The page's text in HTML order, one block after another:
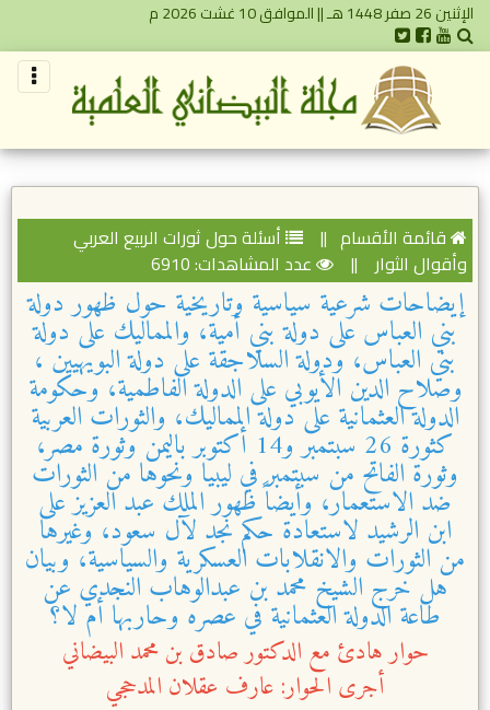
الإثنين 26 صفر 1448 هـ || الموافق 10 غشت 2026 م
قائمة الأقسام ||
أسئلة حول ثورات الربيع العربي
وأقوال الثوار || عدد المشاهدات: 6910
إيضاحات شرعية سياسية وتاريخية حول ظهور دولة
بني العباس على دولة بني أمية، والمماليك على دولة
بني العباس، ودولة السلاجقة على دولة البويهيين ،
وصلاح الدين الأيوبي على الدولة الفاطمية، وحكومة
الدولة العثمانية على دولة المماليك، والثورات العربية
كثورة 26 سبتمبر و14 أكتوبر باليمن وثورة مصر،
وثورة الفاتح من سبتمبر في ليبيا ونحوها من الثورات
ضد الاستعمار، وأيضاً ظهور الملك عبد العزيز على
ابن الرشيد لاستعادة حكم نجد لآل سعود، وغيرها
من الثورات والانقلابات العسكرية والسياسية، وبيان
هل خرج الشيخ محمد بن عبدالوهاب النجدي عن
طاعة الدولة العثمانية في عصره وحاربها أم لا؟
حوار هادئ مع الدكتور صادق بن محمد البيضاني
أجرى الحوار: عارف عقلان المدحجي